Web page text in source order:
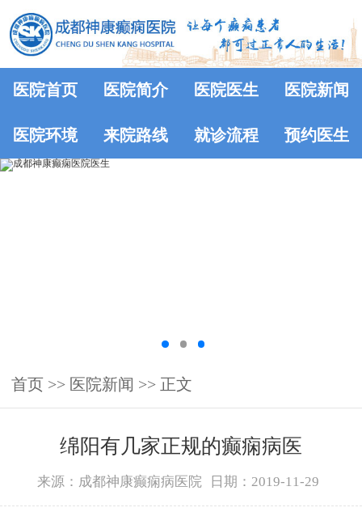
医院首页 医院简介 医院医生 医院新闻
医院环境 来院路线 就诊流程 预约医生
首页 >> 医院新闻 >> 正文
绵阳有几家正规的癫痫病医
来源：成都神康癫痫病医院 日期：2019-11-29